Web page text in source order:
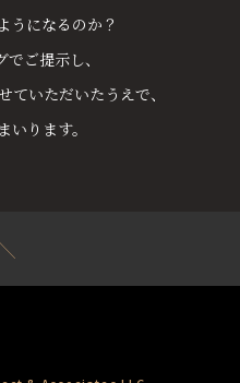
うになるのか？
ご提示し、
ていただいたうえで、
いります。